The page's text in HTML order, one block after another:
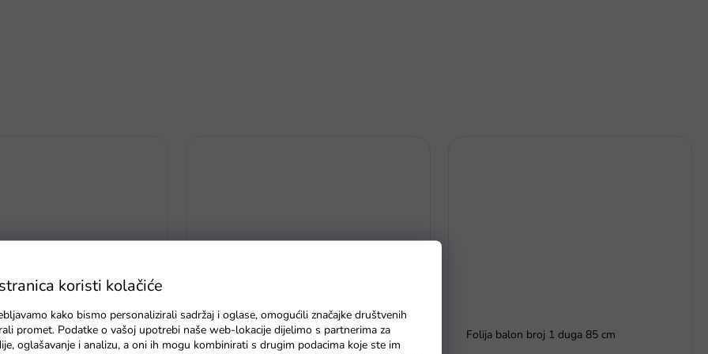
koristi kolačiće
kako bismo personalizirali sadržaj i oglase, omogućili značajke društvenih
promet. Podatke o vašoj upotrebi naše web-lokacije dijelimo s partnerima za
oglašavanje i analizu, a oni ih mogu kombinirati s drugim podacima koje ste im
kodom EXTRA30
broj 2 zlatni 40 cm
Prekidač brzine 4x4 / 2x2 Folija balon broj 1 duga 85 cm